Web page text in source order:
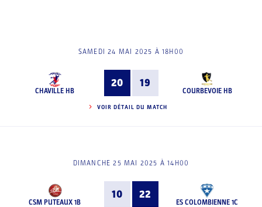
SAMEDI 24 MAI 2025 À 18H00
CHAVILLE HB
20 19
COURBEVOIE HB
VOIR DÉTAIL DU MATCH
DIMANCHE 25 MAI 2025 À 14H00
CSM PUTEAUX 1B
10 22
ES COLOMBIENNE 1C